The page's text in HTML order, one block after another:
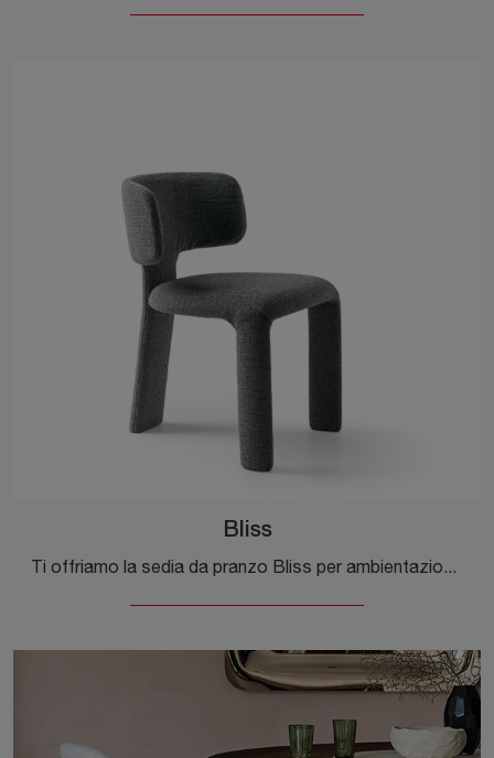
Bliss
Ti offriamo la sedia da pranzo Bliss per ambientazioni design, tra le più originali Sedie fisse di Ditre Italia.